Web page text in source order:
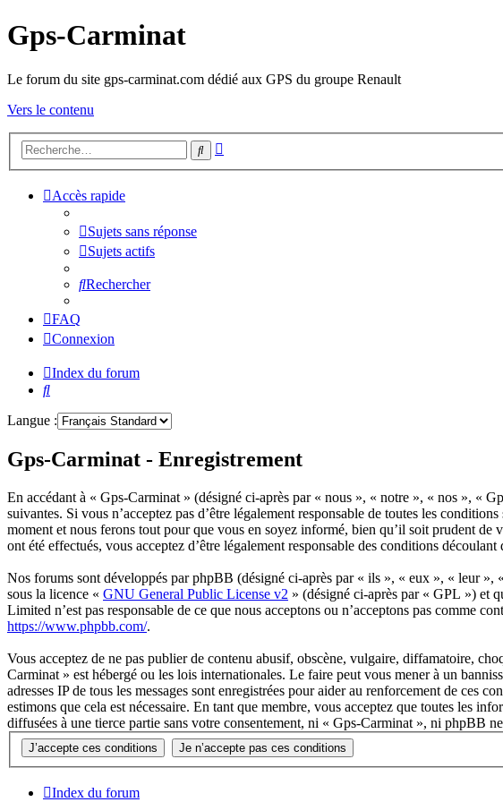
Gps-Carminat
Le forum du site gps-carminat.com dédié aux GPS du groupe Renault
Vers le contenu
Rechercher
Accès rapide
Sujets sans réponse
Sujets actifs
Rechercher
FAQ
Connexion
Index du forum
Rechercher
Langue :
Gps-Carminat - Enregistrement
En accédant à « Gps-Carminat » (désigné ci-après par « nous », « notre », « nos », «
suivantes. Si vous n’acceptez pas d’être légalement responsable de toutes les
moment et nous ferons tout pour que vous en soyez informé, bien qu’il soit prudent
ont été effectués, vous acceptez d’être légalement responsable des conditions
Nos forums sont développés par phpBB (désigné ci-après par « ils », « eux », « leur
sous la licence « GNU General Public License v2 » (désigné ci-après par « GPL ») et
Limited n’est pas responsable de ce que nous acceptons ou n’acceptons pas comme
https://www.phpbb.com/.
Vous acceptez de ne pas publier de contenu abusif, obscène, vulgaire, diffamatoire,
Carminat » est hébergé ou les lois internationales. Le faire peut vous mener à un
adresses IP de tous les messages sont enregistrées pour aider au renforcement de
estimons que cela est nécessaire. En tant que membre, vous acceptez que toutes les
diffusées à une tierce partie sans votre consentement, ni « Gps-Carminat », ni phpBB
Index du forum